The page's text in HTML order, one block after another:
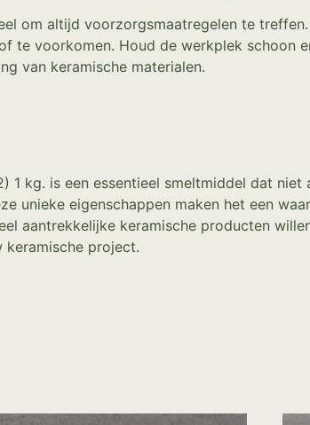
om altijd voorzorgsmaatregelen te
te voorkomen. Houd de werkplek
van keramische materialen.
1 kg. is een essentieel smeltmiddel dat
unieke eigenschappen maken het een
aantrekkelijke keramische producten
keramische project.